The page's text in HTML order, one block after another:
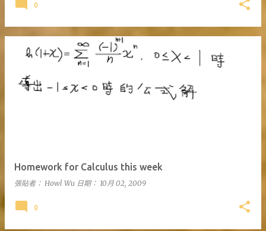
0
Homework for Calculus this week
張貼者： Howl Wu 日期： 10月 02, 2009
0